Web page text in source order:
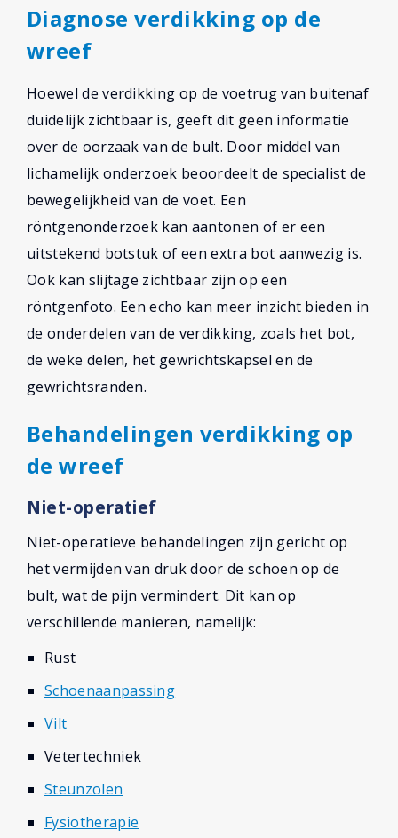
Diagnose verdikking op de
wreef
Hoewel de verdikking op de voetrug van buitenaf
duidelijk zichtbaar is, geeft dit geen informatie
over de oorzaak van de bult. Door middel van
lichamelijk onderzoek beoordeelt de specialist de
bewegelijkheid van de voet. Een
röntgenonderzoek kan aantonen of er een
uitstekend botstuk of een extra bot aanwezig is.
Ook kan slijtage zichtbaar zijn op een
röntgenfoto. Een echo kan meer inzicht bieden in
de onderdelen van de verdikking, zoals het bot,
de weke delen, het gewrichtskapsel en de
gewrichtsranden.
Behandelingen verdikking op
de wreef
Niet-operatief
Niet-operatieve behandelingen zijn gericht op
het vermijden van druk door de schoen op de
bult, wat de pijn vermindert. Dit kan op
verschillende manieren, namelijk:
Rust
Schoenaanpassing
Vilt
Vetertechniek
Steunzolen
Fysiotherapie